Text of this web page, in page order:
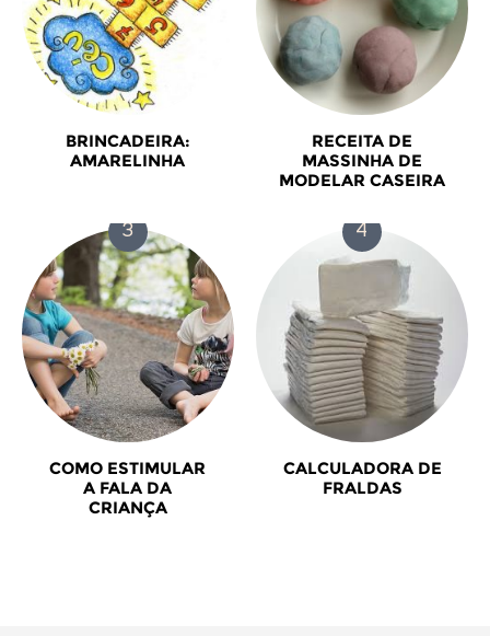
BRINCADEIRA:
AMARELINHA
RECEITA DE
MASSINHA DE
MODELAR CASEIRA
COMO ESTIMULAR
A FALA DA
CRIANÇA
CALCULADORA DE
FRALDAS